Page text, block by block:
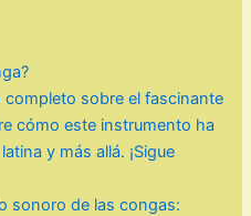
sobre el fascinante
cómo este instrumento ha
y más allá. ¡Sigue
sonoro de las congas: